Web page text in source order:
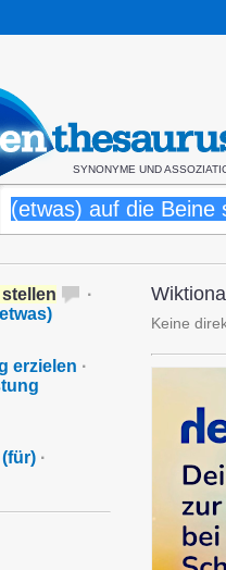
SYNONYME UND
·
erzielen ·
·
Keine